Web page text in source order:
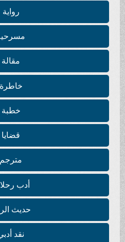
رواية
مسرحية
مقالة
خاطرة
خطبة
قضايا
مترجم
أدب رحلات
حديث الروح
نقد أدبي